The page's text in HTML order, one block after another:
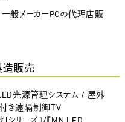
一般メーカーPCの代理店販
造販売
光源管理システム / 屋外
き遠隔制御TV